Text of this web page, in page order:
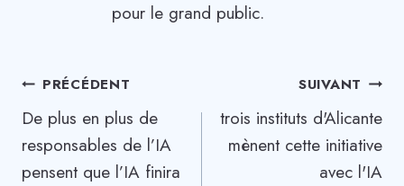
pour le grand public.
Navigation
de
l’article
PRÉCÉDENT
De plus en plus de
responsables de l’IA
pensent que l’IA finira
SUIVANT
trois instituts d'Alicante
mènent cette initiative
avec l'IA